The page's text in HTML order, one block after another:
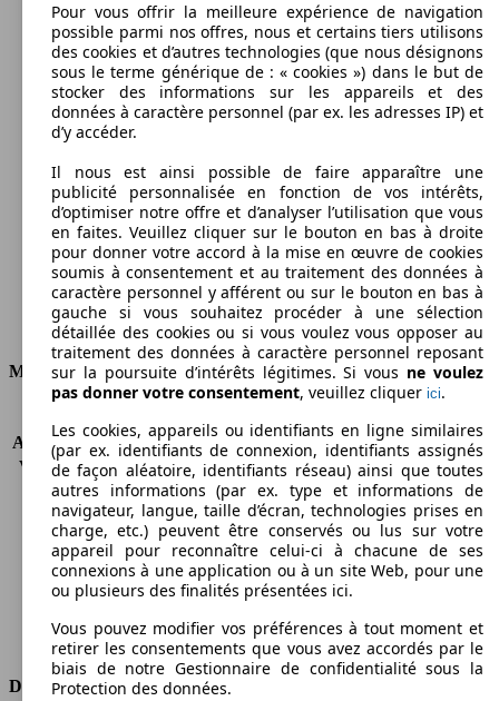
Carburant
116 g/km
Émissions de CO2 (combinées)*
Ø 5.0 l/100km
Consommation
Moteur et Puissance
Accélération (0-100 km/h) 10.3s
Vitesse maximale (km/h)
193 km/h
Nombre de vitesses
7
Couple
190 nm
Cylindrée
1499 ccm
Carburant
Essence
Cylindres
3
Type de traction
Traction
Dimensions
Pour vous offrir la meilleure expérience de navigation
possible parmi nos offres, nous et certains tiers utilisons
des cookies et d’autres technologies (que nous désignons
sous le terme générique de : « cookies ») dans le but de
stocker des informations sur les appareils et des
données à caractère personnel (par ex. les adresses IP) et
d’y accéder.
Il nous est ainsi possible de faire apparaître une
publicité personnalisée en fonction de vos intérêts,
d’optimiser notre offre et d’analyser l’utilisation que vous
en faites. Veuillez cliquer sur le bouton en bas à droite
pour donner votre accord à la mise en œuvre de cookies
soumis à consentement et au traitement des données à
caractère personnel y afférent ou sur le bouton en bas à
gauche si vous souhaitez procéder à une sélection
détaillée des cookies ou si vous voulez vous opposer au
traitement des données à caractère personnel reposant
sur la poursuite d’intérêts légitimes. Si vous ne voulez
pas donner votre consentement, veuillez cliquer ici.
Les cookies, appareils ou identifiants en ligne similaires
(par ex. identifiants de connexion, identifiants assignés
de façon aléatoire, identifiants réseau) ainsi que toutes
autres informations (par ex. type et informations de
navigateur, langue, taille d’écran, technologies prises en
charge, etc.) peuvent être conservés ou lus sur votre
appareil pour reconnaître celui-ci à chacune de ses
connexions à une application ou à un site Web, pour une
ou plusieurs des finalités présentées ici.
Vous pouvez modifier vos préférences à tout moment et
retirer les consentements que vous avez accordés par le
biais de notre Gestionnaire de confidentialité sous la
Protection des données.